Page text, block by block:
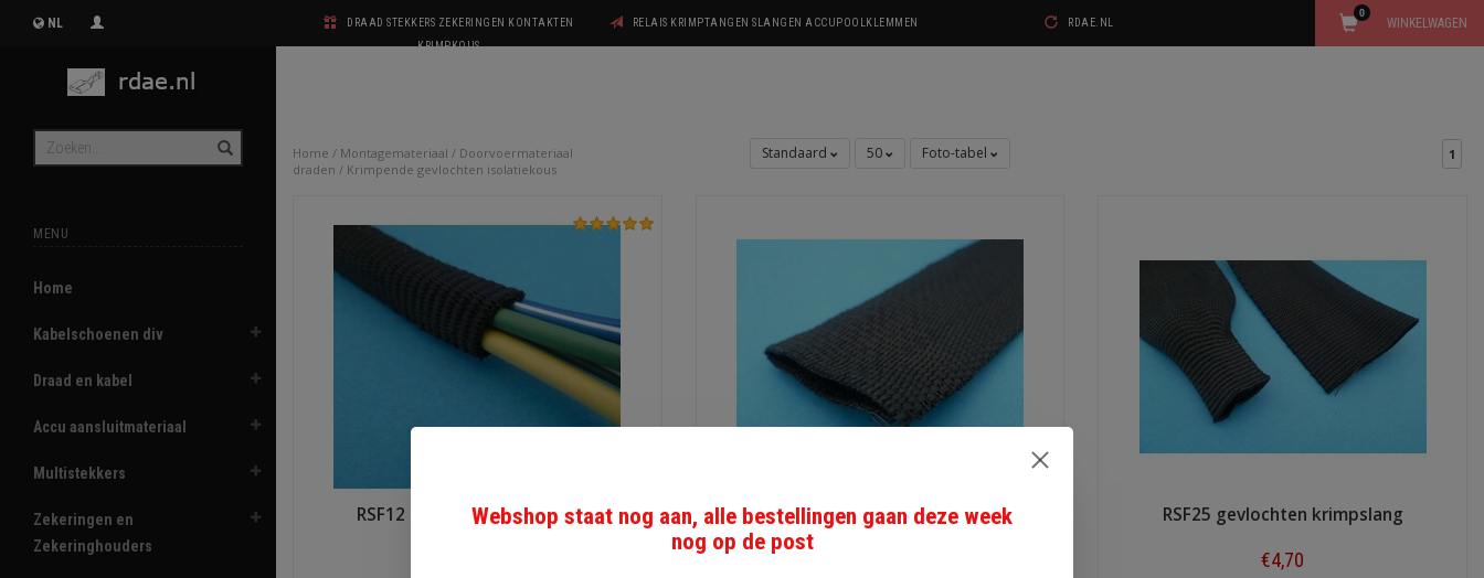
NL
DRAAD STEKKERS ZEKERINGEN KONTAKTEN
KRIMPKOUS
RELAIS KRIMPTANGEN SLANGEN ACCUPOOLKLEMMEN RDAE.NL WINKELWAGEN
0
MENU
Home
Kabelschoenen div
Draad en kabel
Accu aansluitmateriaal
Multistekkers
Zekeringen en
Zekeringhouders
Home / Montagemateriaal / Doorvoermateriaal
draden / Krimpende gevlochten isolatiekous
Standaard 50 Foto-tabel 1
RSF12 gevlochten krimpslang
RSF20 gevlochten krimpslang
RSF25 gevlochten krimpslang
€4,70
Webshop staat nog aan, alle bestellingen gaan deze week
nog op de post